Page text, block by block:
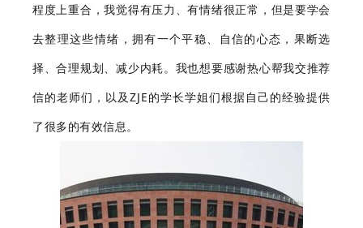
程度上重合，我觉得有压力、有情绪很正常，但是要学会
去整理这些情绪，拥有一个平稳、自信的心态，果断选
择、合理规划、减少内耗。我也想要感谢热心帮我交推荐
信的老师们，以及ZJE的学长学姐们根据自己的经验提供
了很多的有效信息。